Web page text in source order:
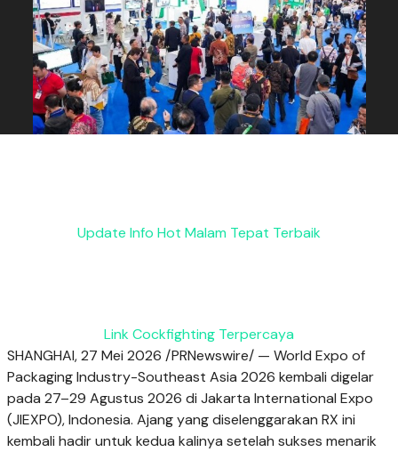
Update Info Hot Malam Tepat Terbaik
Link Cockfighting Terpercaya
SHANGHAI, 27 Mei 2026 /PRNewswire/ — World Expo of
Packaging Industry-Southeast Asia 2026 kembali digelar
pada 27–29 Agustus 2026 di Jakarta International Expo
(JIEXPO), Indonesia. Ajang yang diselenggarakan RX ini
kembali hadir untuk kedua kalinya setelah sukses menarik